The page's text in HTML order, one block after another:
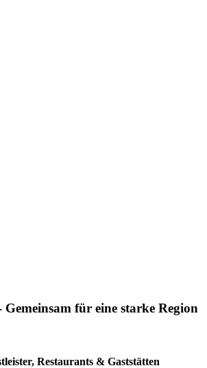
Gemeinsam für eine starke Region
Restaurants & Gaststätten